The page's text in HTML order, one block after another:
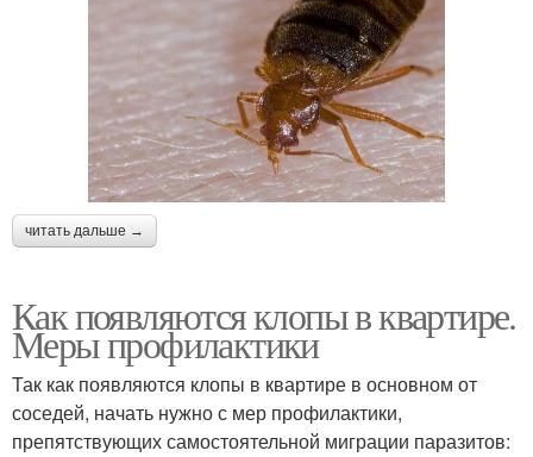
читать дальше →
Как появляются клопы в квартире.
Меры профилактики
Так как появляются клопы в квартире в основном от
соседей, начать нужно с мер профилактики,
препятствующих самостоятельной миграции паразитов: